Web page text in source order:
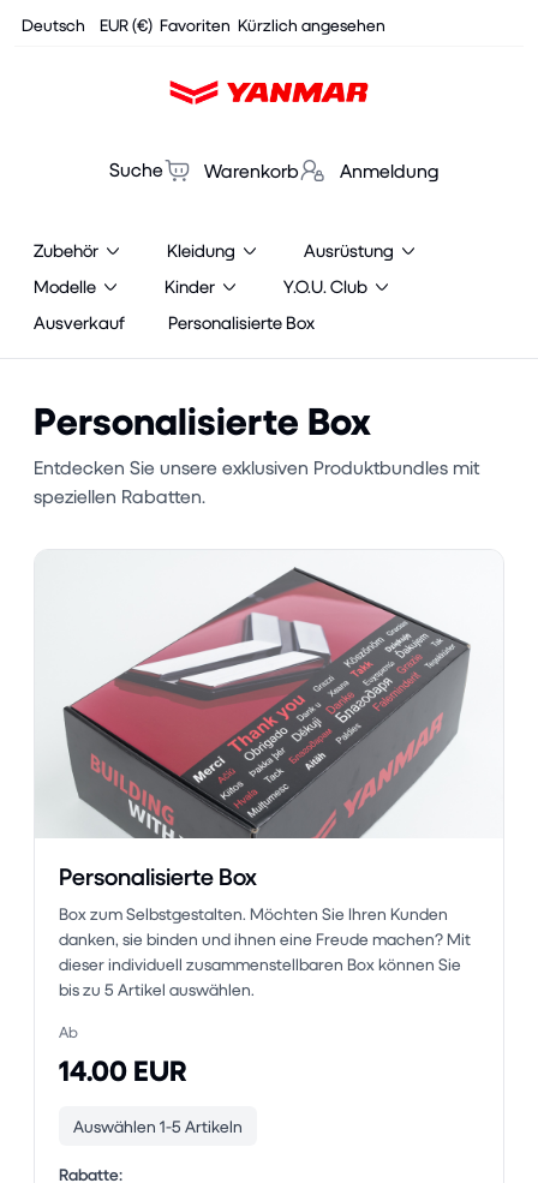
Cookies management panel
Deutsch EUR (€) Favoriten Kürzlich angesehen
Suche Warenkorb Anmeldung
Zubehör Kleidung
Ausrüstung
Modelle
Kinder
Y.O.U. Club
Ausverkauf
Personalisierte Box
Personalisierte Box
Entdecken Sie unsere exklusiven Produktbundles mit
speziellen Rabatten.
Personalisierte Box
Box zum Selbstgestalten. Möchten Sie Ihren Kunden
danken, sie binden und ihnen eine Freude machen? Mit
dieser individuell zusammenstellbaren Box können Sie
bis zu 5 Artikel auswählen.
Ab
14.00 EUR
Auswählen 1-5 Artikeln
Rabatte: